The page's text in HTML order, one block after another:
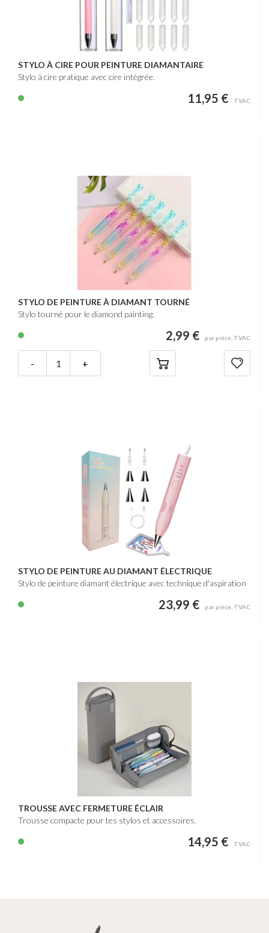
STYLO À CIRE POUR PEINTURE DIAMANTAIRE
Stylo à cire pratique avec cire intégrée.
11,95 € TVAC
STYLO DE PEINTURE À DIAMANT TOURNÉ
Stylo tourné pour le diamond painting.
2,99 € par pièce, TVAC
- +
STYLO DE PEINTURE AU DIAMANT ÉLECTRIQUE
Stylo de peinture diamant électrique avec technique d'aspiration
23,99 € par pièce, TVAC
TROUSSE AVEC FERMETURE ÉCLAIR
Trousse compacte pour tes stylos et accessoires.
14,95 € TVAC